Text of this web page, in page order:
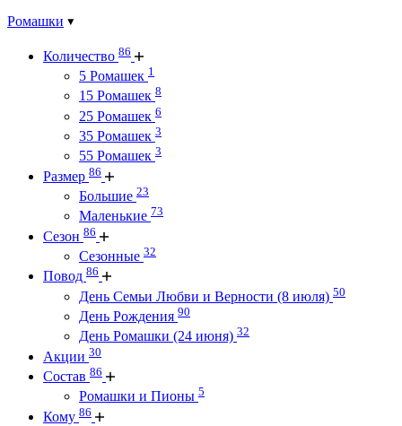
Ромашки
Количество 86
5 Ромашек 1
15 Ромашек 8
25 Ромашек 6
35 Ромашек 3
55 Ромашек 3
Размер 86
Большие 23
Маленькие 73
Сезон 86
Сезонные 32
Повод 86
День Семьи Любви и Верности (8 июля) 50
День Рождения 90
День Ромашки (24 июня) 32
Акции 30
Состав 86
Ромашки и Пионы 5
Кому 86